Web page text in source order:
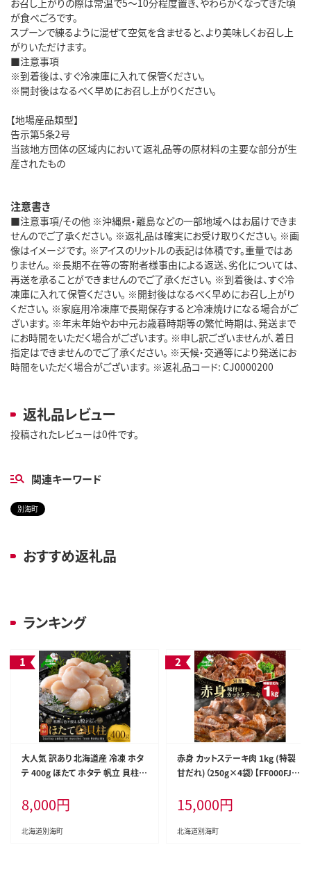
が食べごろです。
スプーンで練るように混ぜて空気を含ませると、より美味しくお召し上
がりいただけます。
■注意事項
※到着後は、すぐ冷凍庫に入れて保管ください。
※開封後はなるべく早めにお召し上がりください。
【地場産品類型】
告示第5条2号
当該地方団体の区域内において返礼品等の原材料の主要な部分が生
産されたもの
注意書き
■注意事項/その他 ※沖縄県・離島などの一部地域へはお届けできま
せんのでご了承ください。 ※返礼品は確実にお受け取りください。 ※画
像はイメージです。 ※アイスのリットルの表記は体積です。重量ではあ
りません。 ※長期不在等の寄附者様事由による返送、劣化については、
再送を承ることができませんのでご了承ください。 ※到着後は、すぐ冷
凍庫に入れて保管ください。 ※開封後はなるべく早めにお召し上がり
ください。 ※家庭用冷凍庫で長期保存すると冷凍焼けになる場合がご
ざいます。 ※年末年始やお中元お歳暮時期等の繁忙時期は、発送まで
にお時間をいただく場合がございます。 ※申し訳ございませんが、着日
指定はできませんのでご了承ください。 ※天候・交通等により発送にお
時間をいただく場合がございます。 ※返礼品コード: CJ0000200
返礼品レビュー
投稿されたレビューは0件です。
関連キーワード
別海町
おすすめ返礼品
ランキング
大人気 訳あり 北海道産 冷凍 ホタ
テ 400g ほたて ホタテ 帆立 貝柱
ランキング 大人気 人気 おすすめ
訳あり ）
8,000円
北海道別海町
赤身 カットステーキ肉 1kg (特製
甘だれ)（250g×4袋）【FF000FJ0
15,000円
北海道別海町